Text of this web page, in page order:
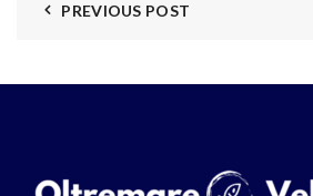
PREVIOUS POST